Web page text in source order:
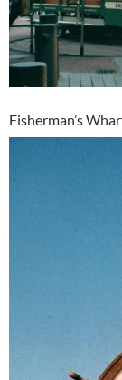
Fisherman’s